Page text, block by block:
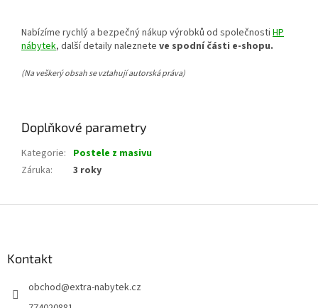
Nabízíme rychlý a bezpečný nákup výrobků od společnosti HP
nábytek, další detaily naleznete ve spodní části e-shopu.
(Na veškerý obsah se vztahují autorská práva)
Doplňkové parametry
Kategorie: Postele z masivu
Záruka: 3 roky
Kontakt
obchod@extra-nabytek.cz